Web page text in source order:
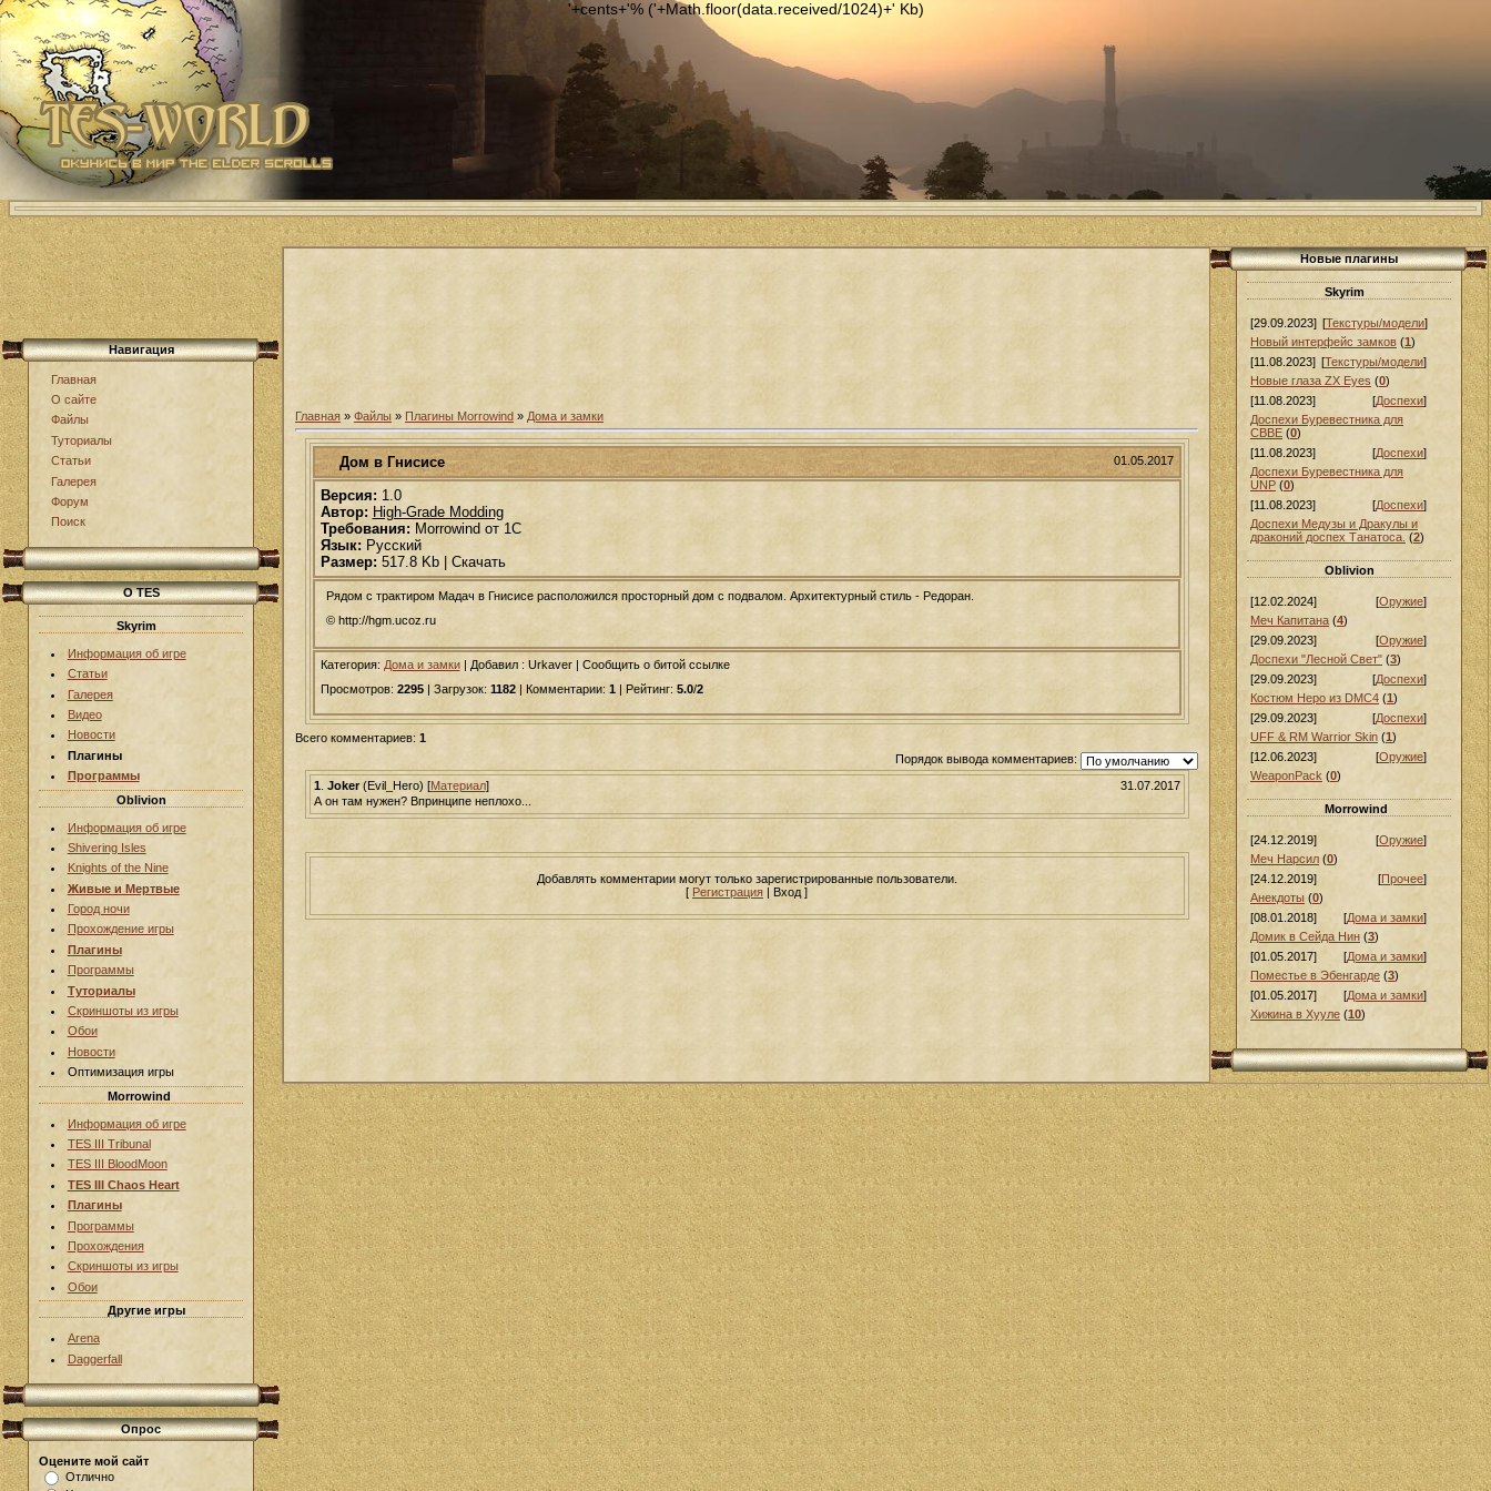
Навигация
Главная
О сайте
Файлы
Туториалы
Статьи
Галерея
Форум
Поиск
О TES
Skyrim
Информация об игре
Статьи
Галерея
Видео
Новости
Плагины
Программы
Oblivion
Информация об игре
Shivering Isles
Knights of the Nine
Живые и Мертвые
Город ночи
Прохождение игры
Плагины
Программы
Туториалы
Скриншоты из игры
Обои
Новости
Оптимизация игры
Morrowind
Информация об игре
TES III Tribunal
TES III BloodMoon
TES III Chaos Heart
Плагины
Программы
Прохождения
Скриншоты из игры
Обои
Другие игры
Arena
Daggerfall
Опрос
Оцените мой сайт
Отлично
Главная » Файлы » Плагины Morrowind » Дома и замки
Дом в Гнисисе 01.05.2017
Версия: 1.0
Автор: High-Grade Modding
Требования: Morrowind от 1C
Язык: Русский
Размер: 517.8 Kb | Скачать
Рядом с трактиром Мадач в Гнисисе расположился просторный дом с подвалом. Архитектурный стиль - Редоран.
© http://hgm.ucoz.ru
Категория: Дома и замки| Добавил : Urkaver | Сообщить о битой ссылке
Просмотров: 2295| Загрузок: 1182| Комментарии: 1| Рейтинг: 5.0/2
Всего комментариев: 1
Порядок вывода комментариев:
31.07.2017
1. Joker(Evil_Hero) [Материал]
А он там нужен? Впринципе неплохо...
Добавлять комментарии могут только зарегистрированные пользователи.
[ Регистрация | Вход ]
Новые плагины
Skyrim
[29.09.2023] [Текстуры/модели]
Новый интерфейс замков (1)
[11.08.2023] [Текстуры/модели]
Новые глаза ZX Eyes (0)
[11.08.2023]
[Доспехи]
Доспехи Буревестника для
СВВЕ (0)
[11.08.2023]
[Доспехи]
Доспехи Буревестника для
UNP (0)
[11.08.2023]
[Доспехи]
Доспехи Медузы и Дракулы и
драконий доспех Танатоса. (2)
Oblivion
[12.02.2024] [Оружие]
Меч Капитана (4)
[29.09.2023]
[Оружие]
Доспехи "Лесной Свет" (3)
[29.09.2023]
[Доспехи]
Костюм Неро из DMC4 (1)
[29.09.2023]
[Доспехи]
UFF & RM Warrior Skin (1)
[12.06.2023]
[Оружие]
WeaponPack (0)
Morrowind
[24.12.2019] [Оружие]
Меч Нарсил (0)
[24.12.2019]
[Прочее]
Анекдоты (0)
[08.01.2018]
[Дома и замки]
Домик в Сейда Нин (3)
[01.05.2017]
[Дома и замки]
Поместье в Эбенгарде (3)
[01.05.2017]
[Дома и замки]
Хижина в Хууле (10)
'+cents+'% ('+Math.floor(data.received/1024)+' Kb)